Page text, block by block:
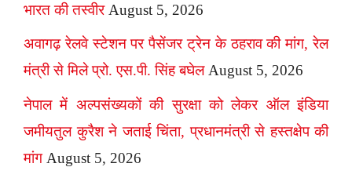
भारत की तस्वीर August 5, 2026
अवागढ़ रेलवे स्टेशन पर पैसेंजर ट्रेन के ठहराव की मांग, रेल
मंत्री से मिले प्रो. एस.पी. सिंह बघेल August 5, 2026
नेपाल में अल्पसंख्यकों की सुरक्षा को लेकर ऑल इंडिया
जमीयतुल कुरैश ने जताई चिंता, प्रधानमंत्री से हस्तक्षेप की
मांग August 5, 2026